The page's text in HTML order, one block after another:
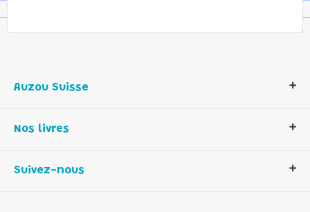
Auzou Suisse
Notre histoire
Contactez-nous
Nos livres
Livres enfants
Suivez-nous